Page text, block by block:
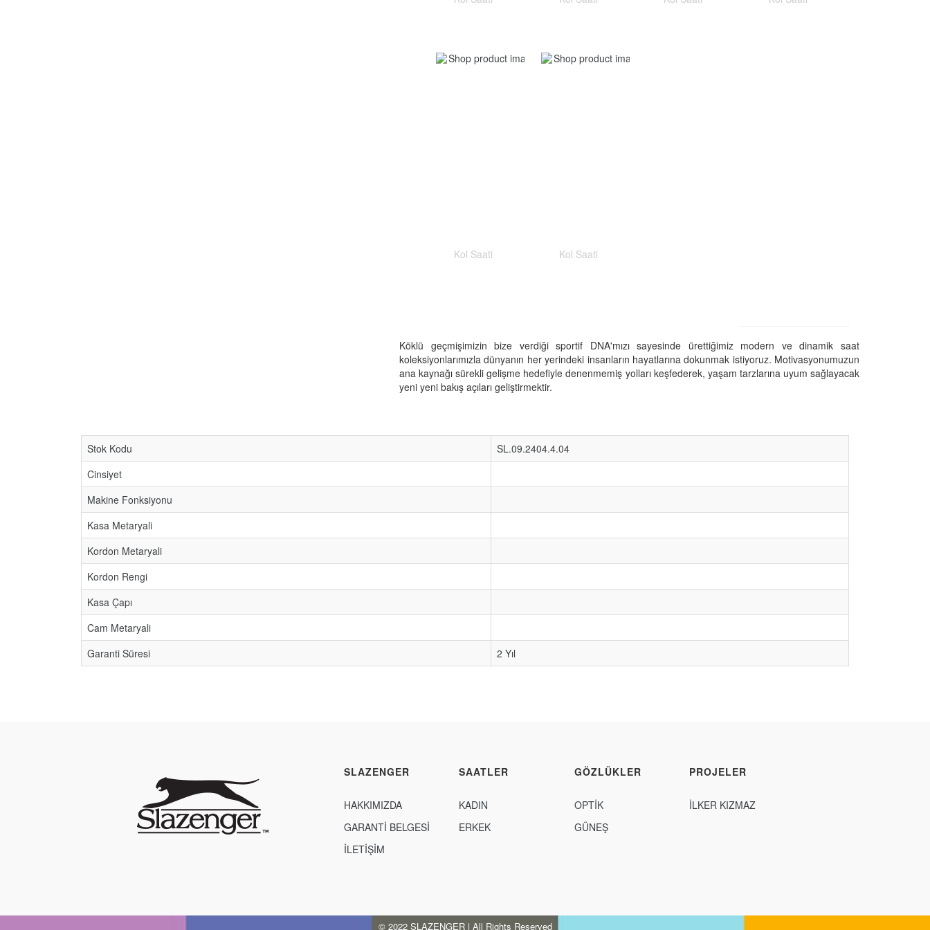
Kol Saati Kol Saati
Köklü geçmişimizin bize verdiği sportif DNA'mızı sayesinde ürettiğimiz modern ve dinamik saat
koleksiyonlarımızla dünyanın her yerindeki insanların hayatlarına dokunmak istiyoruz. Motivasyonumuzun
ana kaynağı sürekli gelişme hedefiyle denenmemiş yolları keşfederek, yaşam tarzlarına uyum sağlayacak
yeni yeni bakış açıları geliştirmektir.
Stok Kodu
SL.09.2404.4.04
Cinsiyet
Makine Fonksiyonu
Kasa Metaryali
Kordon Metaryali
Kordon Rengi
Kasa Çapı
Cam Metaryali
Garanti Süresi
2 Yıl
SLAZENGER
HAKKIMIZDA
GARANTİ BELGESİ
İLETİŞİM
SAATLER
KADIN
ERKEK
GÖZLÜKLER
OPTİK
GÜNEŞ
PROJELER
İLKER KIZMAZ
© 2022 SLAZENGER | All Rights Reserved